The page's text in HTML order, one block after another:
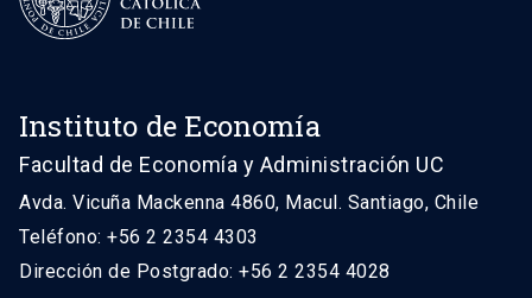
Instituto de Economía
Facultad de Economía y Administración UC
Avda. Vicuña Mackenna 4860, Macul. Santiago, Chile
Teléfono: +56 2 2354 4303
Dirección de Postgrado: +56 2 2354 4028